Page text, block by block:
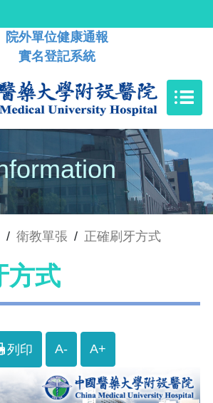
院外單位健康通報
實名登記系統
/ 衛教單張 / 正確刷牙方式
方式
列印 A- A+